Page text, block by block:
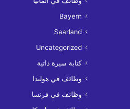
Bayern
Saarland
Uncategorized
كتابة سيرة ذاتية
وظائف في هولندا
وظائف في فرنسا